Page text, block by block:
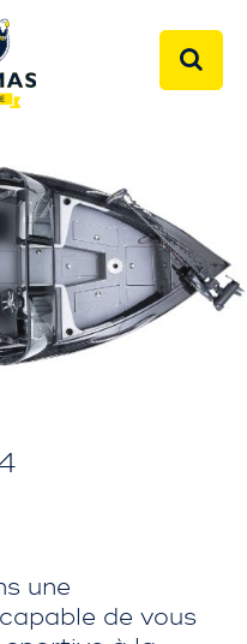
une
de vous